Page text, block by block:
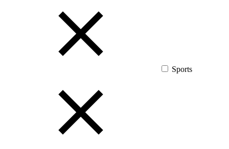
Sports